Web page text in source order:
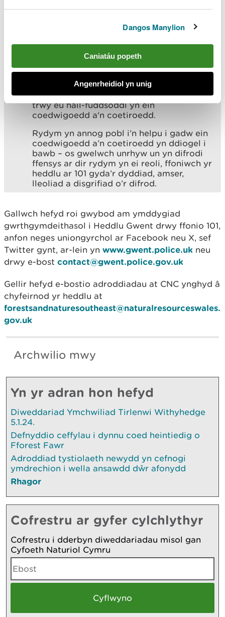
Dangos Manylion
Caniatáu popeth
Angenrheidiol yn unig
ymwelwyr â’n coedwigoedd yn ddiogel, yn
plannu rhag cael eu difrodi.
yn cael ei achosi. Mae ailosod ffensys yn
cymryd llawer o amser ac yn gostus -
adnoddau y gellid eu gwario'n llawer gwell
trwy eu hail-fuddsoddi yn ein
coedwigoedd a'n coetiroedd.
Rydym yn annog pobl i’n helpu i gadw ein
coedwigoedd a’n coetiroedd yn ddiogel i
bawb – os gwelwch unrhyw un yn difrodi
ffensys ar dir rydym yn ei reoli, ffoniwch yr
heddlu ar 101 gyda’r dyddiad, amser,
lleoliad a disgrifiad o’r difrod.
Gallwch hefyd roi gwybod am ymddygiad
gwrthgymdeithasol i Heddlu Gwent drwy ffonio 101,
anfon neges uniongyrchol ar Facebook neu X, sef
Twitter gynt, ar-lein yn www.gwent.police.uk neu
drwy e-bost contact@gwent.police.gov.uk
Gellir hefyd e-bostio adroddiadau at CNC ynghyd â
chyfeirnod yr heddlu at
forestsandnaturesoutheast@naturalresourceswales.
gov.uk
Archwilio mwy
Yn yr adran hon hefyd
Diweddariad Ymchwiliad Tirlenwi Withyhedge
5.1.24.
Defnyddio ceffylau i dynnu coed heintiedig o
Fforest Fawr
Adroddiad tystiolaeth newydd yn cefnogi
ymdrechion i wella ansawdd dŵr afonydd
Rhagor
Cofrestru ar gyfer cylchlythyr
Cofrestru i dderbyn diweddariadau misol gan
Cyfoeth Naturiol Cymru